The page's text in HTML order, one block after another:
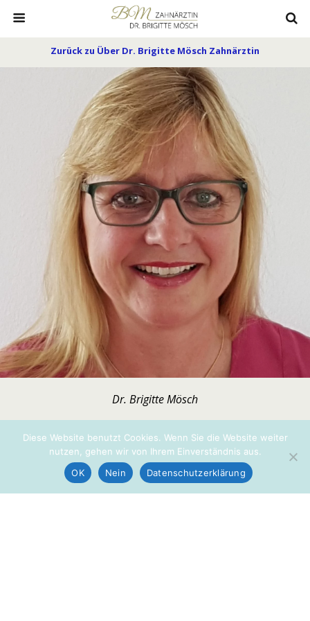
Zurück zu Über Dr. Brigitte Mösch Zahnärztin
Dr. Brigitte Mösch
« vorherige in Galerie nächste in Galerie »
Diese Website benutzt Cookies. Wenn Sie die Website weiter
nutzen, gehen wir von Ihrem Einverständnis aus.
OK
Nein Datenschutzerklärung
Zum Seitenanfang